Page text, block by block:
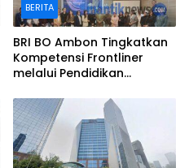
BERITA
BRI BO Ambon Tingkatkan
Kompetensi Frontliner
melalui Pendidikan